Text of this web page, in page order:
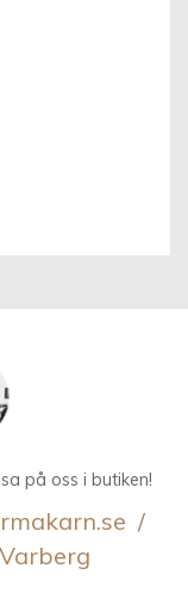
på oss i butiken!
/